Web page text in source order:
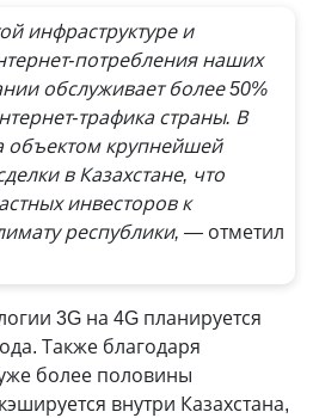
инфраструктуре и
потребления наших
обслуживает более 50%
трафика страны. В
объектом крупнейшей
в Казахстане, что
инвесторов к
республики, — отметил
3G на 4G планируется
Также благодаря
более половины
внутри Казахстана,